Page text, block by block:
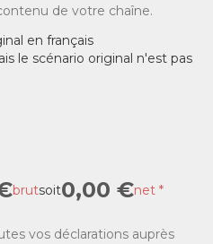
de votre chaîne.
en français
le scénario original n'est pas
brutsoit0,00 €net *
vos déclarations auprès